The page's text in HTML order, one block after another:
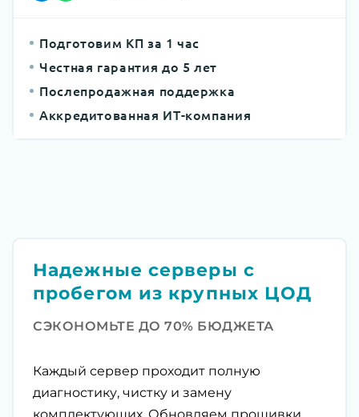
Подготовим КП за 1 час
Честная гарантия до 5 лет
Послепродажная поддержка
Аккредитованная ИТ-компания
Надежные серверы с
пробегом из крупных ЦОД
СЭКОНОМЬТЕ ДО 70% БЮДЖЕТА
Каждый сервер проходит полную
диагностику, чистку и замену